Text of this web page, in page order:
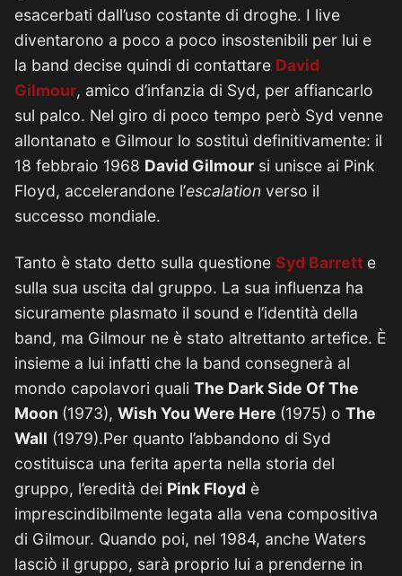
esacerbati dall’uso costante di droghe. I live
diventarono a poco a poco insostenibili per lui e
la band decise quindi di contattare David
Gilmour, amico d’infanzia di Syd, per affiancarlo
sul palco. Nel giro di poco tempo però Syd venne
allontanato e Gilmour lo sostituì definitivamente: il
18 febbraio 1968 David Gilmour si unisce ai Pink
Floyd, accelerandone l’escalation verso il
successo mondiale.
Tanto è stato detto sulla questione Syd Barrett e
sulla sua uscita dal gruppo. La sua influenza ha
sicuramente plasmato il sound e l’identità della
band, ma Gilmour ne è stato altrettanto artefice. È
insieme a lui infatti che la band consegnerà al
mondo capolavori quali The Dark Side Of The
Moon (1973), Wish You Were Here (1975) o The
Wall (1979).Per quanto l’abbandono di Syd
costituisca una ferita aperta nella storia del
gruppo, l’eredità dei Pink Floyd è
imprescindibilmente legata alla vena compositiva
di Gilmour. Quando poi, nel 1984, anche Waters
lasciò il gruppo, sarà proprio lui a prenderne in